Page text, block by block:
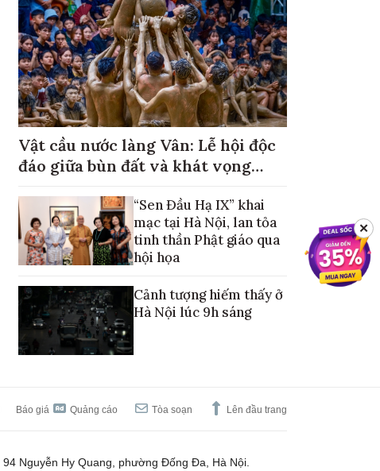
Vật cầu nước làng Vân: Lễ hội độc
đáo giữa bùn đất và khát vọng
“Sen Đầu Hạ IX” khai
mạc tại Hà Nội, lan tỏa
tinh thần Phật giáo qua
hội họa
Cảnh tượng hiếm thấy ở
Hà Nội lúc 9h sáng
Báo giá Quảng cáo Tòa soạn Lên đầu trang
94 Nguyễn Hy Quang, phường Đống Đa, Hà Nội.
✕